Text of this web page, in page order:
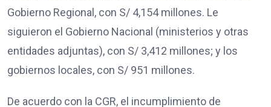
Gobierno Regional, con S/ 4,154 millones. Le
siguieron el Gobierno Nacional (ministerios y otras
entidades adjuntas), con S/ 3,412 millones; y los
gobiernos locales, con S/ 951 millones.
De acuerdo con la CGR, el incumplimiento de